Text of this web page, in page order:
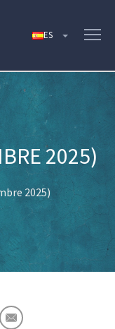
2025)
2025)